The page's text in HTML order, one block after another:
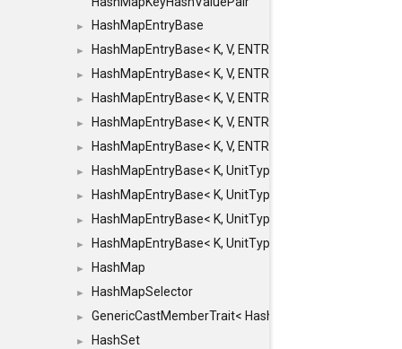
► HashMapEntryBase
► HashMapEntryBase< K, V, ENTRY_HANDLER,
► HashMapEntryBase< K, V, ENTRY_HANDLER,
► HashMapEntryBase< K, V, ENTRY_HANDLER,
► HashMapEntryBase< K, V, ENTRY_HANDLER,
► HashMapEntryBase< K, V, ENTRY_HANDLER,
► HashMapEntryBase< K, UnitType, ENTRY_HANDLER,
► HashMapEntryBase< K, UnitType, ENTRY_HANDLER,
► HashMapEntryBase< K, UnitType, ENTRY_HANDLER,
► HashMapEntryBase< K, UnitType, ENTRY_HANDLER,
► HashMap
► HashMapSelector
► GenericCastMemberTrait< HashMap< K_TO, V_TO >,
►
HashSet